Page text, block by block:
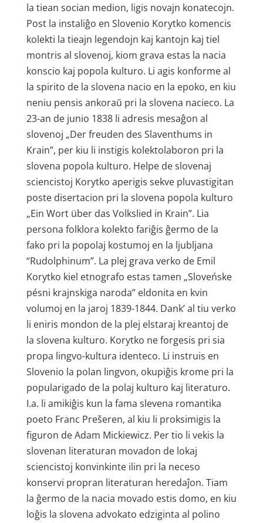
la tiean socian medion, ligis novajn konatecojn.
Post la instaliĝo en Slovenio Korytko komencis
kolekti la tieajn legendojn kaj kantojn kaj tiel
montris al slovenoj, kiom grava estas la nacia
konscio kaj popola kulturo. Li agis konforme al
la spirito de la slovena nacio en la epoko, en kiu
neniu pensis ankoraŭ pri la slovena nacieco. La
23-an de junio 1838 li adresis mesaĝon al
slovenoj „Der freuden des Slaventhums in
Krain”, per kiu li instigis kolektolaboron pri la
slovena popola kulturo. Helpe de slovenaj
sciencistoj Korytko aperigis sekve pluvastigitan
poste disertacion pri la slovena popola kulturo
„Ein Wort über das Volkslied in Krain”. Lia
persona folklora kolekto fariĝis ĝermo de la
fako pri la popolaj kostumoj en la ljubljana
“Rudolphinum”. La plej grava verko de Emil
Korytko kiel etnografo estas tamen „Sloveńske
pésni krajnskiga naroda” eldonita en kvin
volumoj en la jaroj 1839-1844. Dank’ al tiu verko
li eniris mondon de la plej elstaraj kreantoj de
la slovena kulturo. Korytko ne forgesis pri sia
propa lingvo-kultura identeco. Li instruis en
Slovenio la polan lingvon, okupiĝis krome pri la
popularigado de la polaj kulturo kaj literaturo.
I.a. li amikiĝis kun la fama slevena romantika
poeto Franc Prešeren, al kiu li proksimigis la
figuron de Adam Mickiewicz. Per tio li vekis la
slovenan literaturan movadon de lokaj
sciencistoj konvinkinte ilin pri la neceso
konservi propran literaturan heredaĵon. Tiam
la ĝermo de la nacia movado estis domo, en kiu
loĝis la slovena advokato edziginta al polino